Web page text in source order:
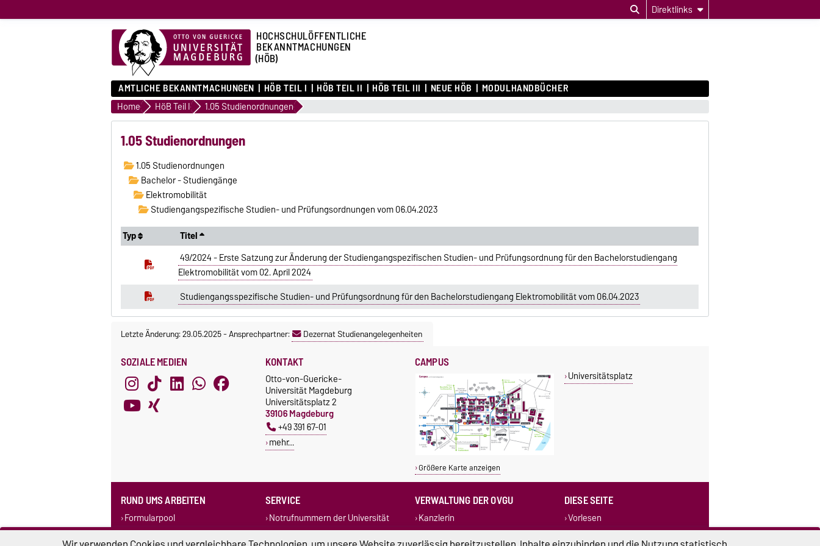
Direktlinks
HOCHSCHULÖFFENTLICHE
BEKANNTMACHUNGEN
(HÖB)
AMTLICHE BEKANNTMACHUNGEN HÖB TEIL I HÖB TEIL II HÖB TEIL III NEUE HÖB MODULHANDBÜCHER
Home HöB Teil I 1.05 Studienordnungen
1.05 Studienordnungen
1.05 Studienordnungen
Bachelor - Studiengänge
Elektromobilität
Studiengangspezifische Studien- und Prüfungsordnungen vom 06.04.2023
Typ
Titel
49/2024 - Erste Satzung zur Änderung der Studiengangspezifischen Studien- und Prüfungsordnung für den Bachelorstudiengang
Elektromobilität vom 02. April 2024
Studiengangsspezifische Studien- und Prüfungsordnung für den Bachelorstudiengang Elektromobilität vom 06.04.2023
Letzte Änderung: 29.05.2025-Ansprechpartner: Dezernat Studienangelegenheiten
SOZIALE MEDIEN KONTAKT
Otto-von-Guericke-
Universität Magdeburg
Universitätsplatz 2
39106 Magdeburg
+49 391 67-01
mehr…
CAMPUS
Größere Karte anzeigen
Universitätsplatz
RUND UMS ARBEITEN
Formularpool
Personensuche
SERVICE
Notrufnummern der Universität
Fundbüro
+49 391 67-54444
VERWALTUNG DER OVGU
Kanzlerin
Rechtsstelle
DIESE SEITE
Vorlesen
Drucken